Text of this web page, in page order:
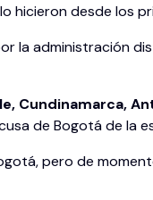
hicieron desde los
la administración
Cundinamarca,
de Bogotá de la
pero de